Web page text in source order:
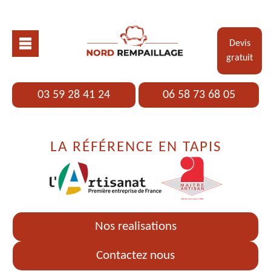
Devis
gratuit
03 59 28 41 24 06 58 73 68 05
LA RÉFÉRENCE EN TAPIS
Nos realisations
Contactez nous